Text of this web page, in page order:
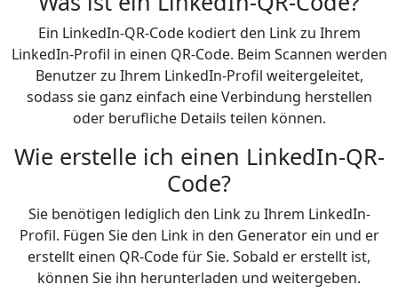
Ein LinkedIn-QR-Code kodiert den Link zu Ihrem
LinkedIn-Profil in einen QR-Code. Beim Scannen werden
Benutzer zu Ihrem LinkedIn-Profil weitergeleitet,
sodass sie ganz einfach eine Verbindung herstellen
oder berufliche Details teilen können.
Wie erstelle ich einen LinkedIn-QR-
Code?
Sie benötigen lediglich den Link zu Ihrem LinkedIn-
Profil. Fügen Sie den Link in den Generator ein und er
erstellt einen QR-Code für Sie. Sobald er erstellt ist,
können Sie ihn herunterladen und weitergeben.